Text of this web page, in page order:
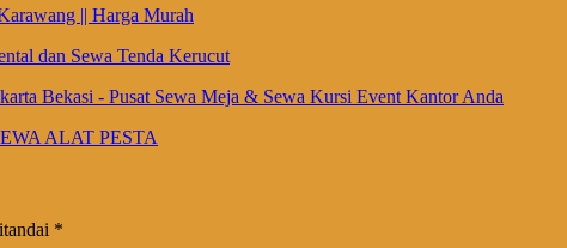
|| Harga Murah
dan Sewa Tenda Kerucut
Bekasi - Pusat Sewa Meja & Sewa Kursi Event Kantor Anda
ALAT PESTA
*